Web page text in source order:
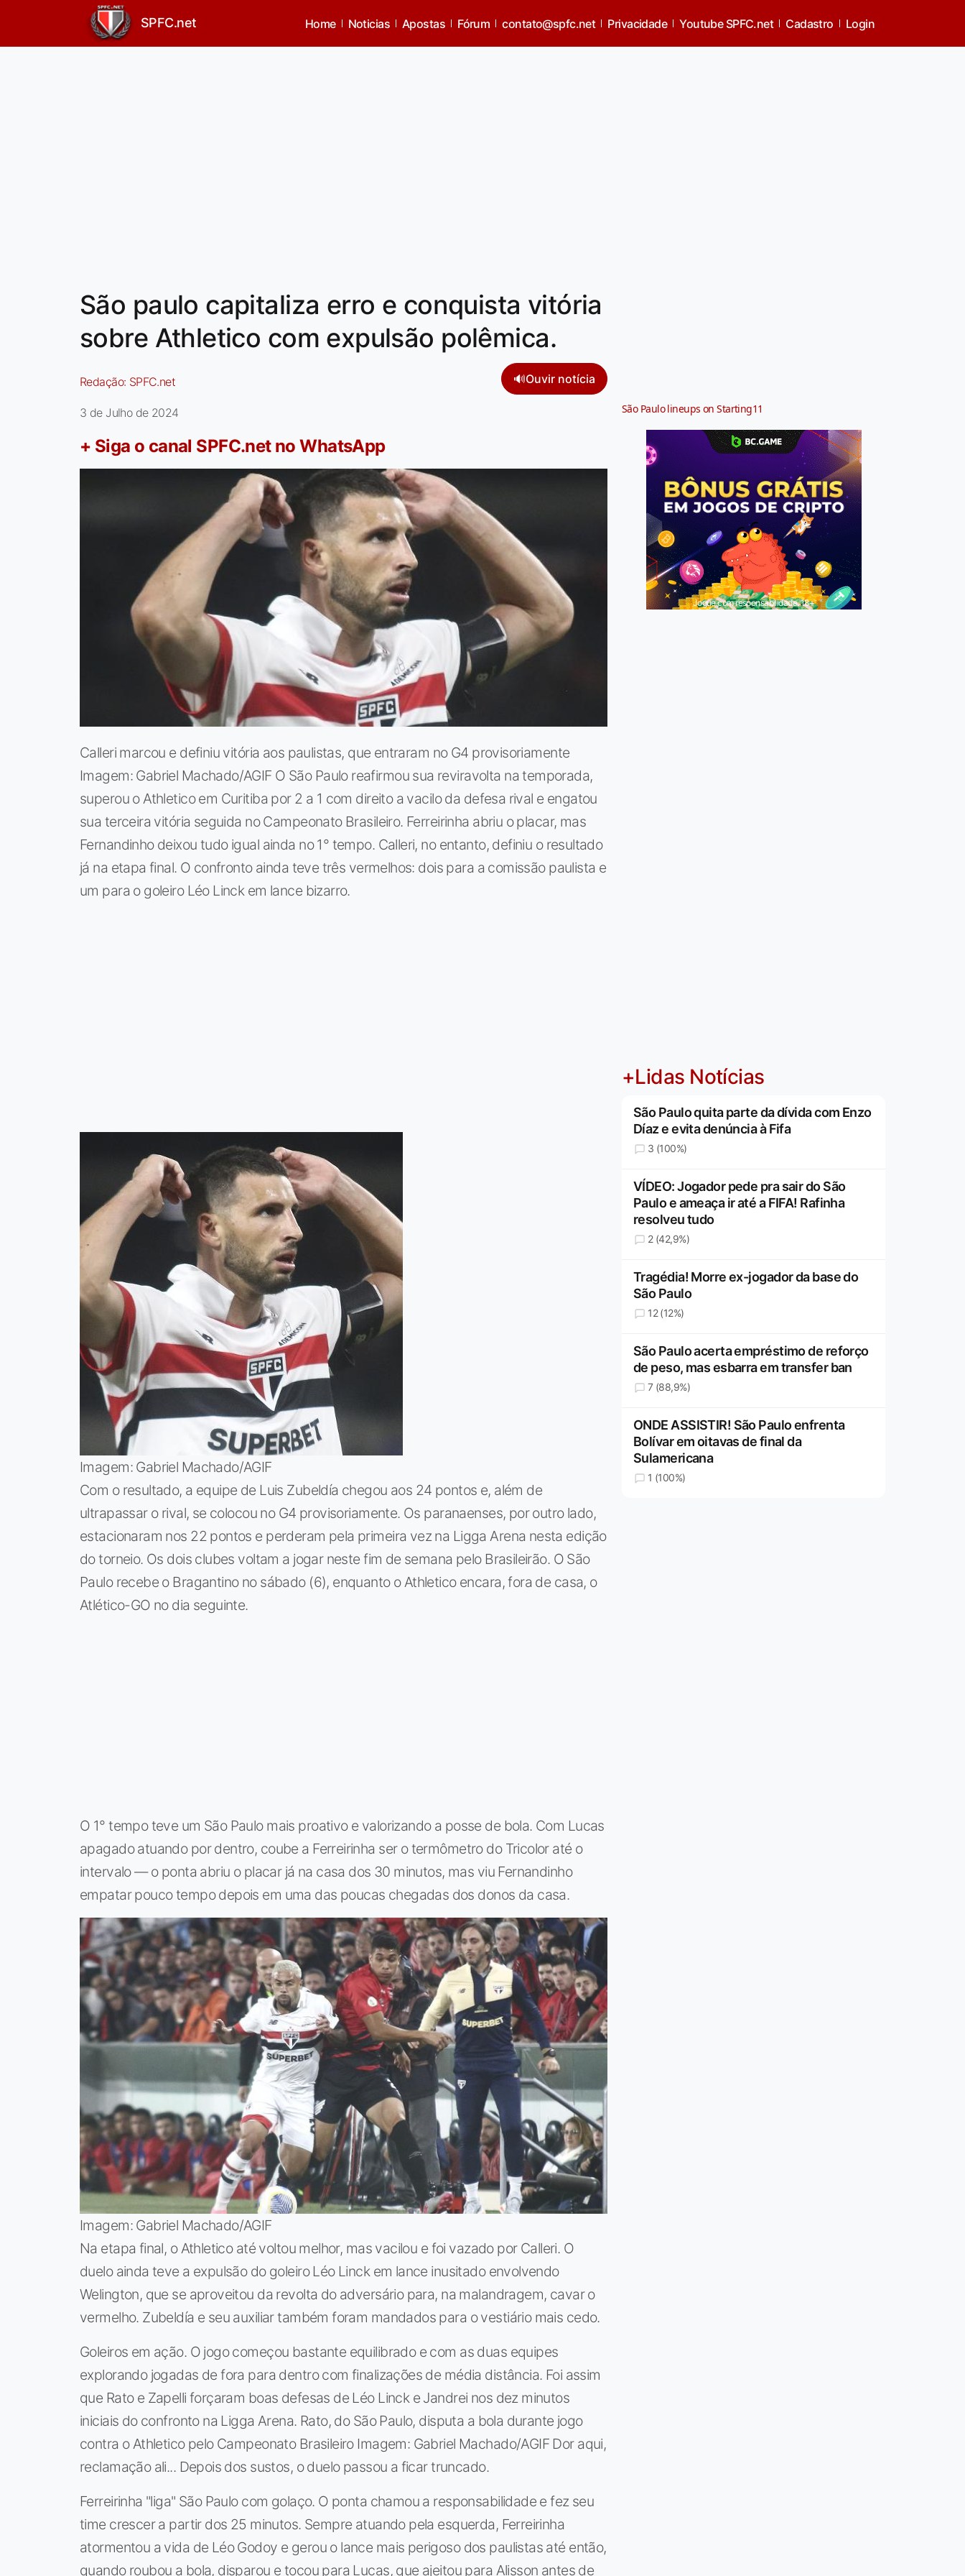
SPFC.net Home Noticias Apostas Fórum contato@spfc.net Privacidade Youtube SPFC.net Cadastro Login
São paulo capitaliza erro e conquista vitória
sobre Athletico com expulsão polêmica.
Redação: SPFC.net 🔊Ouvir notícia
3 de Julho de 2024
+ Siga o canal SPFC.net no WhatsApp
Calleri marcou e definiu vitória aos paulistas, que entraram no G4 provisoriamente
Imagem: Gabriel Machado/AGIF O São Paulo reafirmou sua reviravolta na temporada,
superou o Athletico em Curitiba por 2 a 1 com direito a vacilo da defesa rival e engatou
sua terceira vitória seguida no Campeonato Brasileiro. Ferreirinha abriu o placar, mas
Fernandinho deixou tudo igual ainda no 1° tempo. Calleri, no entanto, definiu o resultado
já na etapa final. O confronto ainda teve três vermelhos: dois para a comissão paulista e
um para o goleiro Léo Linck em lance bizarro.
Imagem: Gabriel Machado/AGIF
Com o resultado, a equipe de Luis Zubeldía chegou aos 24 pontos e, além de
ultrapassar o rival, se colocou no G4 provisoriamente. Os paranaenses, por outro lado,
estacionaram nos 22 pontos e perderam pela primeira vez na Ligga Arena nesta edição
do torneio. Os dois clubes voltam a jogar neste fim de semana pelo Brasileirão. O São
Paulo recebe o Bragantino no sábado (6), enquanto o Athletico encara, fora de casa, o
Atlético-GO no dia seguinte.
O 1° tempo teve um São Paulo mais proativo e valorizando a posse de bola. Com Lucas
apagado atuando por dentro, coube a Ferreirinha ser o termômetro do Tricolor até o
intervalo — o ponta abriu o placar já na casa dos 30 minutos, mas viu Fernandinho
empatar pouco tempo depois em uma das poucas chegadas dos donos da casa.
Imagem: Gabriel Machado/AGIF
Na etapa final, o Athletico até voltou melhor, mas vacilou e foi vazado por Calleri. O
duelo ainda teve a expulsão do goleiro Léo Linck em lance inusitado envolvendo
Welington, que se aproveitou da revolta do adversário para, na malandragem, cavar o
vermelho. Zubeldía e seu auxiliar também foram mandados para o vestiário mais cedo.
Goleiros em ação. O jogo começou bastante equilibrado e com as duas equipes
explorando jogadas de fora para dentro com finalizações de média distância. Foi assim
que Rato e Zapelli forçaram boas defesas de Léo Linck e Jandrei nos dez minutos
iniciais do confronto na Ligga Arena. Rato, do São Paulo, disputa a bola durante jogo
contra o Athletico pelo Campeonato Brasileiro Imagem: Gabriel Machado/AGIF Dor aqui,
reclamação ali... Depois dos sustos, o duelo passou a ficar truncado.
Ferreirinha "liga" São Paulo com golaço. O ponta chamou a responsabilidade e fez seu
time crescer a partir dos 25 minutos. Sempre atuando pela esquerda, Ferreirinha
atormentou a vida de Léo Godoy e gerou o lance mais perigoso dos paulistas até então,
quando roubou a bola, disparou e tocou para Lucas, que ajeitou para Alisson antes de
São Paulo lineups on Starting11
Jogue com responsabilidade. 18+
+Lidas Notícias
São Paulo quita parte da dívida com Enzo
Díaz e evita denúncia à Fifa
3 (100%)
VÍDEO: Jogador pede pra sair do São
Paulo e ameaça ir até a FIFA! Rafinha
resolveu tudo
2 (42,9%)
Tragédia! Morre ex-jogador da base do
São Paulo
12 (12%)
São Paulo acerta empréstimo de reforço
de peso, mas esbarra em transfer ban
7 (88,9%)
ONDE ASSISTIR! São Paulo enfrenta
Bolívar em oitavas de final da
Sulamericana
1 (100%)